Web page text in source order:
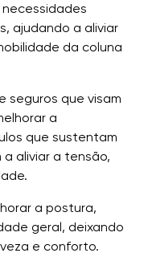
ajudando a aliviar
da coluna
seguros que visam
a
que sustentam
a aliviar a tensão,
a postura,
geral, deixando
e conforto.